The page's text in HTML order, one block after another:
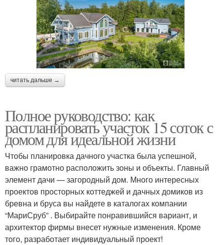
читать дальше →
Полное руководство: как
распланировать участок 15 соток с
домом для идеальной жизни
Чтобы планировка дачного участка была успешной,
важно грамотно расположить зоны и объекты. Главный
элемент дачи — загородный дом. Много интересных
проектов просторных коттеджей и дачных домиков из
бревна и бруса вы найдете в каталогах компании
“МариСруб” . Выбирайте понравившийся вариант, и
архитектор фирмы внесет нужные изменения. Кроме
того, разработает индивидуальный проект!